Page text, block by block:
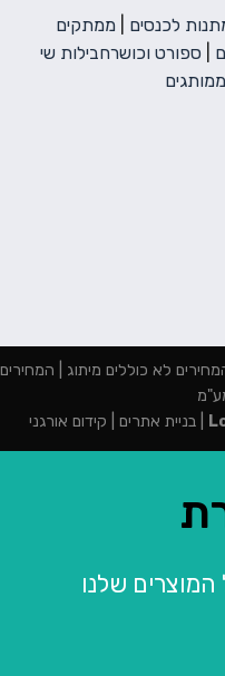
לכנסים
ממתקים
ספורט וכושרחבילות שי
2000 ₪ הזמנה | המחירים לא כוללים מיתוג | המחירים
|בניית אתרים קידום אורגני
שלנו